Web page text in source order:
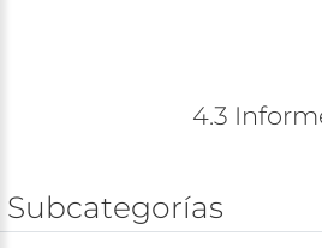
4.3
Subcategorías